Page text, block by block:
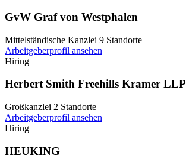
GvW Graf von Westphalen
Mittelständische Kanzlei 9 Standorte
Arbeitgeberprofil ansehen
Hiring
Herbert Smith Freehills Kramer LLP
Großkanzlei 2 Standorte
Arbeitgeberprofil ansehen
Hiring
HEUKING